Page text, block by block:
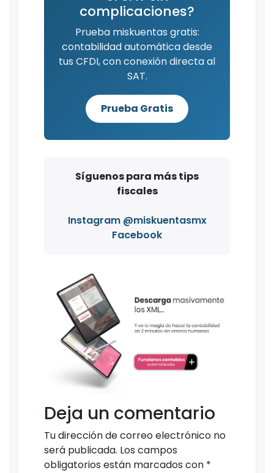
complicaciones?
Prueba miskuentas gratis:
contabilidad automática desde
tus CFDI, con conexión directa al
SAT.
Prueba Gratis
Síguenos para más tips
fiscales
Instagram @miskuentasmx
Facebook
Deja un comentario
Tu dirección de correo electrónico no
será publicada. Los campos
obligatorios están marcados con *